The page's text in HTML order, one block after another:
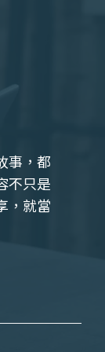
事，都
不只是
，就當